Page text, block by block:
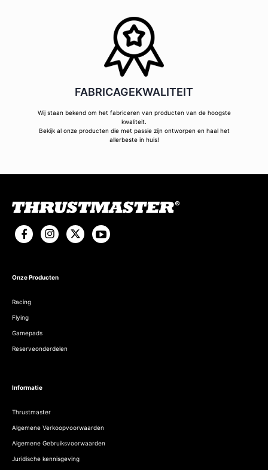
FABRICAGEKWALITEIT
Wij staan bekend om het fabriceren van producten van de hoogste
kwaliteit.
Bekijk al onze producten die met passie zijn ontworpen en haal het
allerbeste in huis!
Onze Producten
Racing
Flying
Gamepads
Reserveonderdelen
Informatie
Thrustmaster
Algemene Verkoopvoorwaarden
Algemene Gebruiksvoorwaarden
Juridische kennisgeving